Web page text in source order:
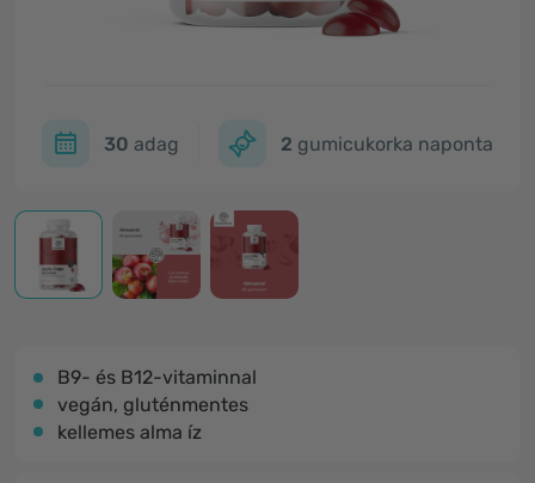
30 adag 2 gumicukorka naponta
B9- és B12-vitaminnal
vegán, gluténmentes
kellemes alma íz